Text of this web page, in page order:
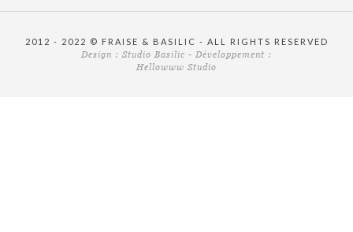
2012 - 2022 © FRAISE & BASILIC - ALL RIGHTS RESERVED
Design : Studio Basilic - Développement :
Hellowww Studio